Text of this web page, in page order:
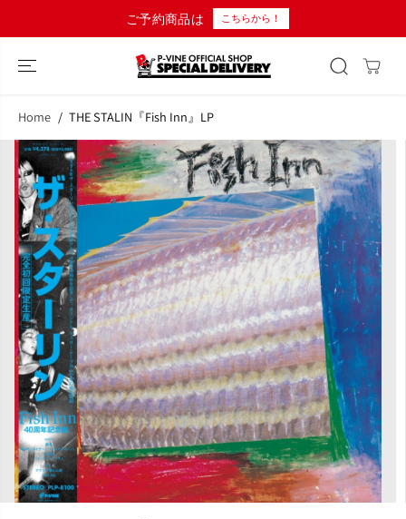
ご予約商品は こちらから！
Home THE STALIN『Fish Inn』LP
商品情報へスキ
ップ